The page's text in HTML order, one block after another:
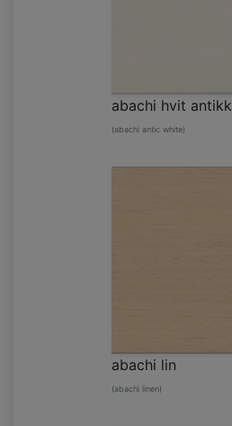
abachi hvit antikk
(abachi antic white)
abachi lin
(abachi linen)